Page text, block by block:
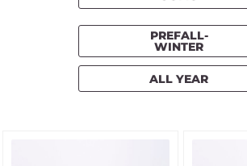
PREFALL-
WINTER
ALL YEAR